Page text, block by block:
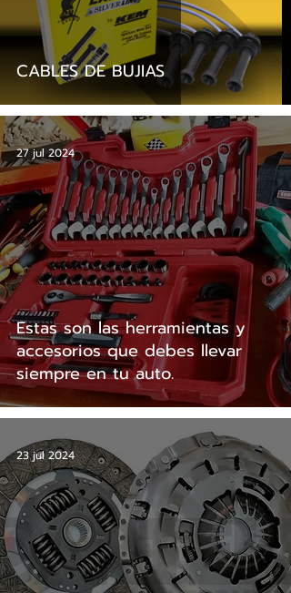
CABLES DE BUJIAS
Estas son las herramientas y
accesorios que debes llevar
siempre en tu auto.
27 jul 2024
23 jul 2024